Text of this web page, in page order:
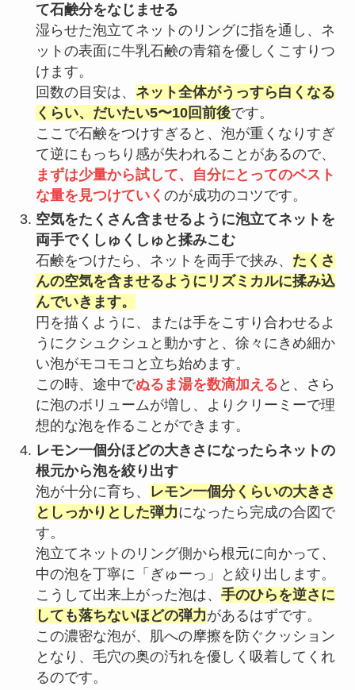
て石鹸分をなじませる
湿らせた泡立てネットのリングに指を通し、ネ
ットの表面に牛乳石鹸の青箱を優しくこすりつ
けます。
回数の目安は、 ネット全体がうっすら白くなる
くらい、だいたい5〜10回前後です。
ここで石鹸をつけすぎると、泡が重くなりすぎ
て逆にもっちり感が失われることがあるので、
まずは少量から試して、自分にとってのベスト
な量を見つけていく のが成功のコツです。
空気をたくさん含ませるように泡立てネットを
両手でくしゅくしゅと揉みこむ
石鹸をつけたら、ネットを両手で挟み、 たくさ
んの空気を含ませるようにリズミカルに揉み込
んでいきます。
円を描くように、または手をこすり合わせるよ
うにクシュクシュと動かすと、徐々にきめ細か
い泡がモコモコと立ち始めます。
この時、途中でぬるま湯を数滴加える と、さら
に泡のボリュームが増し、よりクリーミーで理
想的な泡を作ることができます。
レモン一個分ほどの大きさになったらネットの
根元から泡を絞り出す
泡が十分に育ち、
レモン一個分くらいの大きさ
としっかりとした弾力になったら完成の合図で
す。
泡立てネットのリング側から根元に向かって、
中の泡を丁寧に「ぎゅーっ」と絞り出します。
こうして出来上がった泡は、 手のひらを逆さに
しても落ちないほどの弾力があるはずです。
この濃密な泡が、肌への摩擦を防ぐクッション
となり、毛穴の奥の汚れを優しく吸着してくれ
るのです。